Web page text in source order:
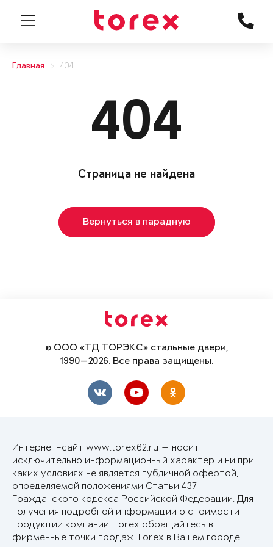
Главная 404
404
Страница не найдена
Вернуться в парадную
© ООО «ТД ТОРЭКС» стальные двери,
1990—2026. Все права защищены.
Интернет-сайт www.torex62.ru — носит
исключительно информационный характер и ни при
каких условиях не является публичной офертой,
определяемой положениями Статьи 437
Гражданского кодекса Российской Федерации. Для
получения подробной информации о стоимости
продукции компании Torex обращайтесь в
фирменные точки продаж Torex в Вашем городе.